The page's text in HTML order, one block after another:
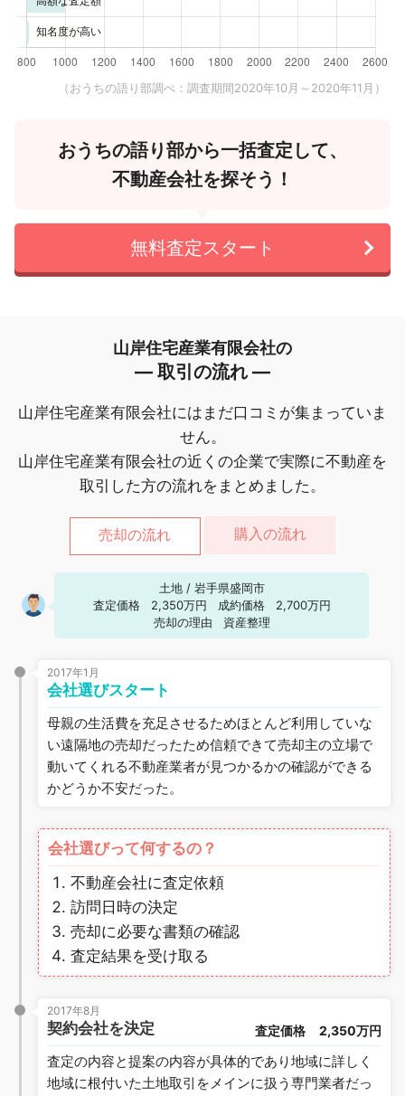
（おうちの語り部調べ：調査期間2020年10月～2020年11月）
おうちの語り部から一括査定して、
不動産会社を探そう！
無料査定スタート
山岸住宅産業有限会社の
― 取引の流れ ―
山岸住宅産業有限会社にはまだ口コミが集まっていま
せん。
山岸住宅産業有限会社の近くの企業で実際に不動産を
取引した方の流れをまとめました。
売却の流れ 購入の流れ
土地 / 岩手県盛岡市
査定価格
2,350万円 成約価格
2,700万円
売却の理由
資産整理
2017年1月
会社選びスタート
母親の生活費を充足させるためほとんど利用していな
い遠隔地の売却だったため信頼できて売却主の立場で
動いてくれる不動産業者が見つかるかの確認ができる
かどうか不安だった。
会社選びって何するの？
不動産会社に査定依頼
訪問日時の決定
売却に必要な書類の確認
査定結果を受け取る
2017年8月
契約会社を決定 査定価格 2,350万円
査定の内容と提案の内容が具体的であり地域に詳しく
地域に根付いた土地取引をメインに扱う専門業者だっ